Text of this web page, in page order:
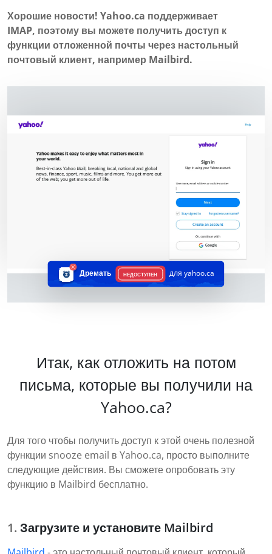
Хорошие новости! Yahoo.ca поддерживает
IMAP, поэтому вы можете получить доступ к
функции отложенной почты через настольный
почтовый клиент, например Mailbird.
Дремать НЕДОСТУПЕН для yahoo.ca
Итак, как отложить на потом
письма, которые вы получили на
Yahoo.ca?
Для того чтобы получить доступ к этой очень полезной
функции snooze email в Yahoo.ca, просто выполните
следующие действия. Вы сможете опробовать эту
функцию в Mailbird бесплатно.
Загрузите и установите Mailbird